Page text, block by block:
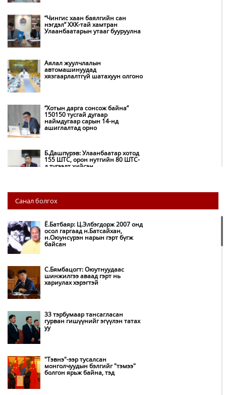
“Чингис хаан баялгийн сан
нэгдэл” ХХК-тай хамтран
Улаанбаатарын утааг бууруулна
Аялал жуулчлалын
автомашинуудад
хязгаарлалтгүй шатахуун олгоно
“Хотын дарга сонсож байна”
150150 тусгай дугаар
наймдугаар сарын 14-нд
ашиглалтад орно
Б.Дашпүрэв: Улаанбаатар хотод
155 ШТС, орон нутгийн 80 ШТС-
д түгээлт хийсэн
НИТХ: Багануур ХК-ийг түшиглэн
нүүрс-пиролизийн үйлдвэр
байгуулж, ирэх оноос хагас кокс
Амаргүй цаг үеийг ирэх
НИТХ-ын төлөөлөгчид COP17
Монгол Улс “COP17”-д “Тал
Нөөцийн махны худалдаа,
Санал болгох
Ё.Батбаяр: Ц.Элбэгдорж 2007 онд
осол гаргаад н.Батсайхан,
н.Оюунсүрэн нарын гэрт бүгж
байсан
С.Бямбацогт: Оюутнуудаас
шинжилгээ аваад гэрт нь
хариулах хэрэгтэй
33 тэрбумаар тансагласан
гурван гишүүнийг эгүүлэн татах
уу
"Тэвнэ"-ээр тусалсан
монголчуудын бэлгийг "тэмээ"
болгон ярьж байна, тэд